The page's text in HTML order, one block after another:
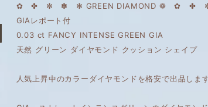
✿ ✤ ✼ ✽ ✻ GREEN DIAMOND ❁ ✿
GIAレポート付
0.03 ct FANCY INTENSE GREEN GIA
天然 グリーン ダイヤモンド クッション シェイプ
人気上昇中のカラーダイヤモンドを格安で出品します